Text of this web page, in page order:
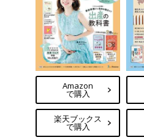
Amazon
で購入
楽天ブックス
で購入